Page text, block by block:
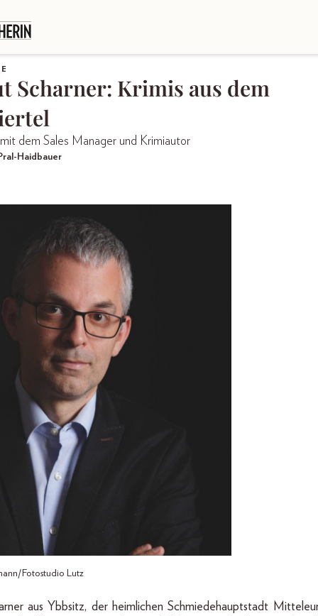
Scharner: Krimis aus dem
dem Sales Manager und Krimiautor
Haidbauer
Fotostudio Lutz
aus Ybbsitz, der heimlichen Schmiedehauptstadt